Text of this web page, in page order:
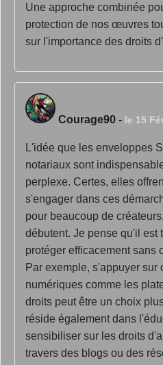
Une approche combinée
protection de nos œuvres
sur l'importance des droits
Courage90 - le 15
L'idée que les enveloppes
notariaux sont
perplexe. Certes, elles
s'engager dans ces
pour beaucoup de
débutent. Je pense qu'il est
protéger efficacement sans
Par exemple, s'appuyer sur
numériques comme les
droits peut être un choix
réside également dans
sensibiliser sur les droits
travers des blogs ou des